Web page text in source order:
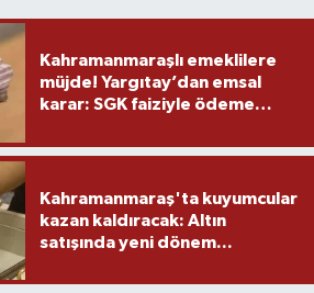
Kahramanmaraşlı emeklilere
müjde! Yargıtay’dan emsal
karar: SGK faiziyle ödeme
Kahramanmaraş'ta kuyumcular
kazan kaldıracak: Altın
satışında yeni dönem...